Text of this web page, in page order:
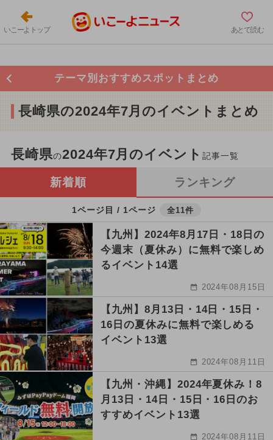
いこーよトップ あとで読む
テーマ別おすすめスポットまとめ
長崎県の2024年7月のイベントまとめ
長崎県の2024年7月のイベント記事一覧
新着順 ランキング
1ページ目 / 1ページ 全11件
【九州】2024年8月17日・18日の
今週末（夏休み）に無料で楽しめ
るイベント14選
2024年08月15日
【九州】8月13日・14日・15日・
16日の夏休みに無料で楽しめる
イベント13選
2024年08月11日
【九州・沖縄】2024年夏休み！8
月13日・14日・15日・16日のお
すすめイベント13選
2024年08月11日